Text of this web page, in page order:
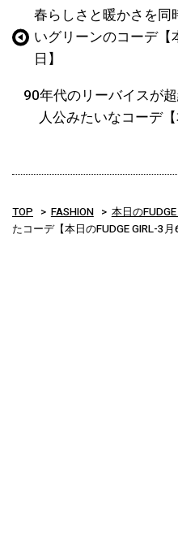
春らしさと暖かさを同
いグリーンのコーデ【
日】
90年代のリーバイスが
人公みたいなコーデ
TOP FASHION 本日の
たコーデ【本日のFUDGE GIRL-3月